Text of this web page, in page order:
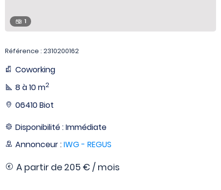
1
Référence : 2310200162
Coworking
8 à 10 m2
06410 Biot
Disponibilité : Immédiate
Annonceur :IWG - REGUS
A partir de 205 € / mois